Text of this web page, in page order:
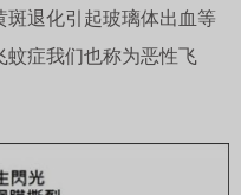
退化引起玻璃体出血等
蚊症我们也称为恶性飞